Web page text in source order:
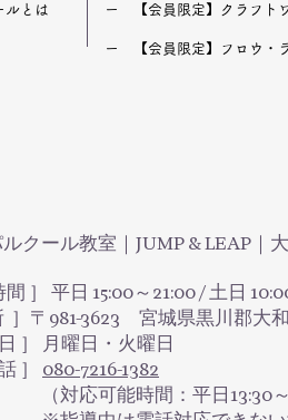
とは ー 【会員限定】クラフト
ー 【会員限定】フロウ・
クール教室｜JUMP & LEAP｜
間 ］ 平日 15:00～21:00 / 土日
］〒981-3623 宮城県黒川郡大
］ 月曜日・火曜日
］ 080-7216-1382
能時間：平日13:30～